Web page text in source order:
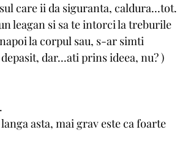
care ii da siguranta, caldura...tot.
leagan si sa te intorci la treburile
la corpul sau, s-ar simti
dar...ati prins ideea, nu? )
asta, mai grav este ca foarte